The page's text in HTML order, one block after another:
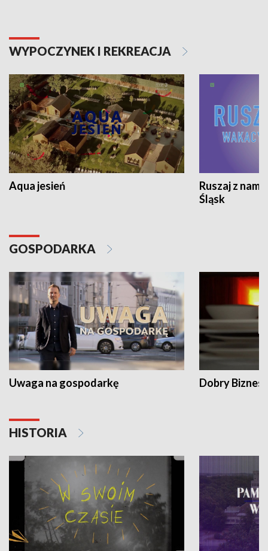
WYPOCZYNEK I REKREACJA
Aqua jesień
Ruszaj z
Śląsk
GOSPODARKA
Uwaga na gospodarkę Dobry Biznes
HISTORIA